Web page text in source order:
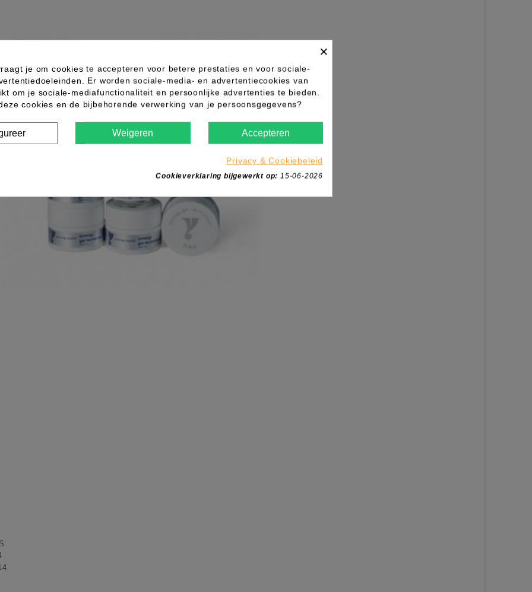
×
je om cookies te accepteren voor betere prestaties en voor sociale-
Er worden sociale-media- en advertentiecookies van
om je sociale-mediafunctionaliteit en persoonlijke advertenties te bieden.
cookies en de bijbehorende verwerking van je persoonsgegevens?
Weigeren Accepteren
Privacy & Cookiebeleid
Cookieverklaring bijgewerkt op: 15-06-2026